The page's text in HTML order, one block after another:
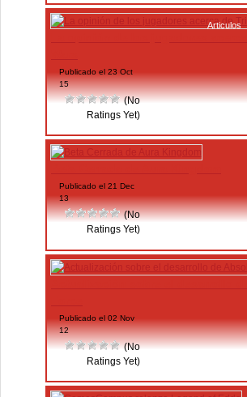
Articulos
Publicado el 23 Oct
15
(No
Ratings Yet)
Publicado el 21 Dec
13
(No
Ratings Yet)
Publicado el 02 Nov
12
(No
Ratings Yet)